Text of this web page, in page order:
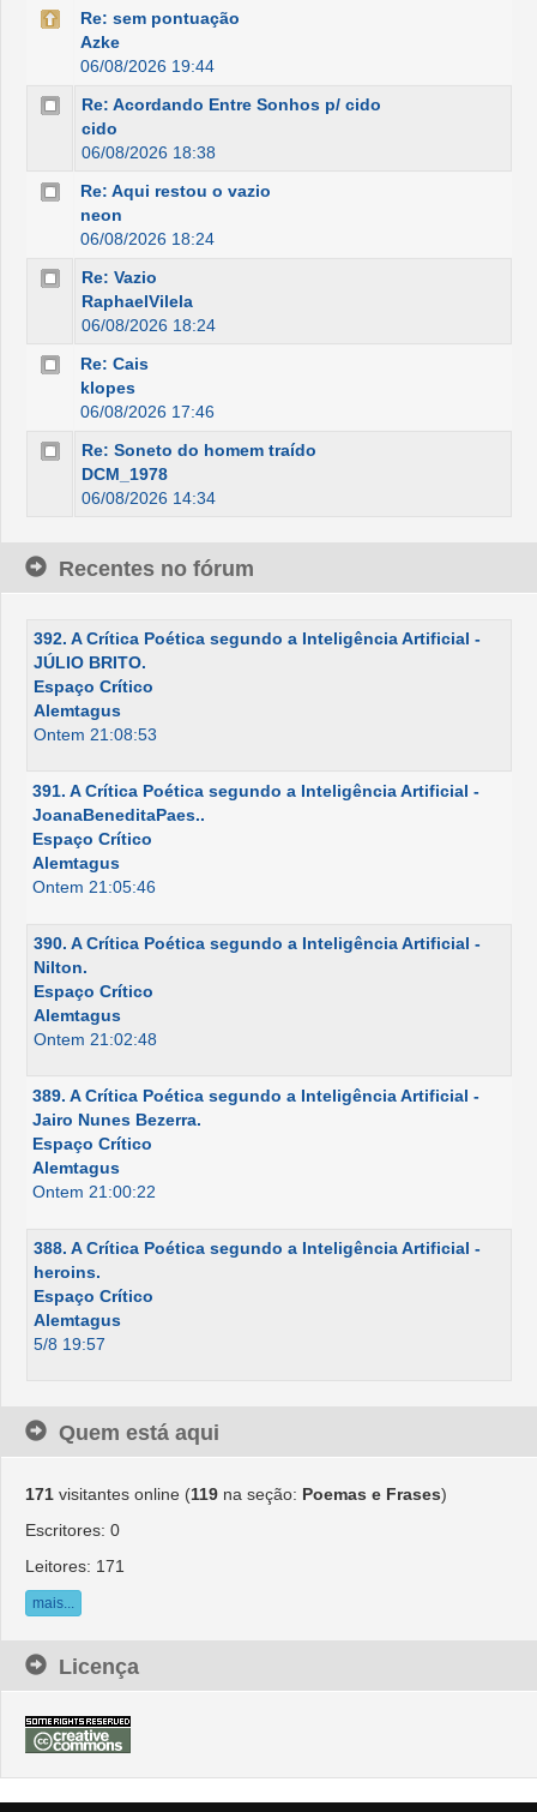
Re: sem pontuação
Azke
06/08/2026 19:44
Re: Acordando Entre Sonhos p/ cido
cido
06/08/2026 18:38
Re: Aqui restou o vazio
neon
06/08/2026 18:24
Re: Vazio
RaphaelVilela
06/08/2026 18:24
Re: Cais
klopes
06/08/2026 17:46
Re: Soneto do homem traído
DCM_1978
06/08/2026 14:34
Recentes no fórum
392. A Crítica Poética segundo a Inteligência Artificial -
JÚLIO BRITO.
Espaço Crítico
Alemtagus
Ontem 21:08:53
391. A Crítica Poética segundo a Inteligência Artificial -
JoanaBeneditaPaes..
Espaço Crítico
Alemtagus
Ontem 21:05:46
390. A Crítica Poética segundo a Inteligência Artificial -
Nilton.
Espaço Crítico
Alemtagus
Ontem 21:02:48
389. A Crítica Poética segundo a Inteligência Artificial -
Jairo Nunes Bezerra.
Espaço Crítico
Alemtagus
Ontem 21:00:22
388. A Crítica Poética segundo a Inteligência Artificial -
heroins.
Espaço Crítico
Alemtagus
5/8 19:57
Quem está aqui
171 visitantes online (119 na seção: Poemas e Frases)
Escritores: 0
Leitores: 171
mais...
Licença